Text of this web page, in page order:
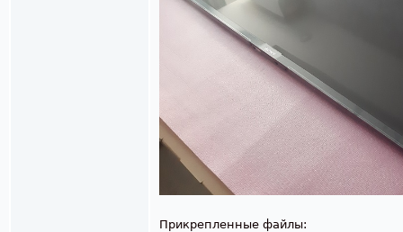
Прикрепленные файлы: